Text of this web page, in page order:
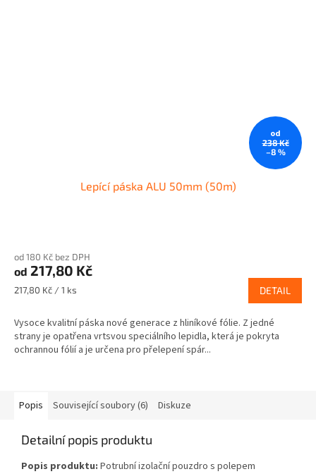
od
238 Kč
–8 %
Lepící páska ALU 50mm (50m)
od 180 Kč bez DPH
od 217,80 Kč
Měrná
217,80 Kč / 1 ks DETAIL
Vysoce kvalitní páska nové generace z hliníkové fólie. Z jedné
strany je opatřena vrtsvou speciálního lepidla, která je pokryta
ochrannou fólií a je určena pro přelepení spár...
Popis Související soubory (6) Diskuze
Detailní popis produktu
Popis produktu: Potrubní izolační pouzdro s polepem